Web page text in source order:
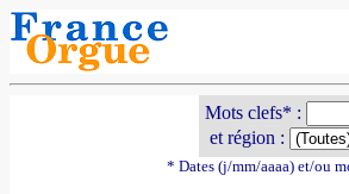
Mots clefs* :
et région :
* Dates (j/mm/aaaa) et/ou